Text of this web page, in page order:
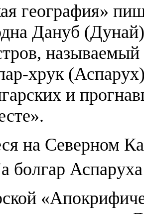
география»
Дануб
хрук
и
на Северном
болгар